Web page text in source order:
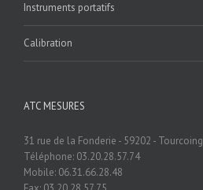
Instruments portatifs
Calibration
ATC MESURES
31 rue de la Fonderie - 59202 - Tourcoing
Téléphone: 03.20.28.57.74
Mobile: 06.31.66.28.48